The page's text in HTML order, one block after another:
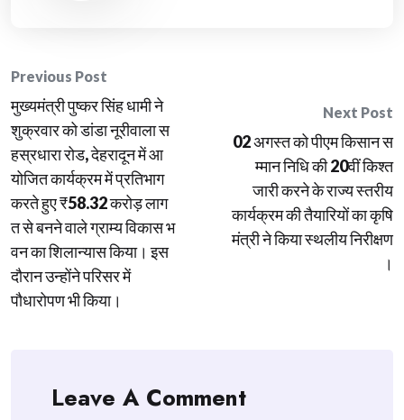
Post
navigation
Previous Post
मुख्यमंत्री पुष्कर सिंह धामी ने
शुक्रवार को डांडा नूरीवाला स
हस्रधारा रोड, देहरादून में आ
योजित कार्यक्रम में प्रतिभाग
करते हुए ₹58.32 करोड़ लाग
त से बनने वाले ग्राम्य विकास भ
वन का शिलान्यास किया। इस
दौरान उन्होंने परिसर में
पौधारोपण भी किया।
Next Post
02 अगस्त को पीएम किसान स
म्मान निधि की 20वीं किश्त
जारी करने के राज्य स्तरीय
कार्यक्रम की तैयारियों का कृषि
मंत्री ने किया स्थलीय निरीक्षण
।
Leave A Comment